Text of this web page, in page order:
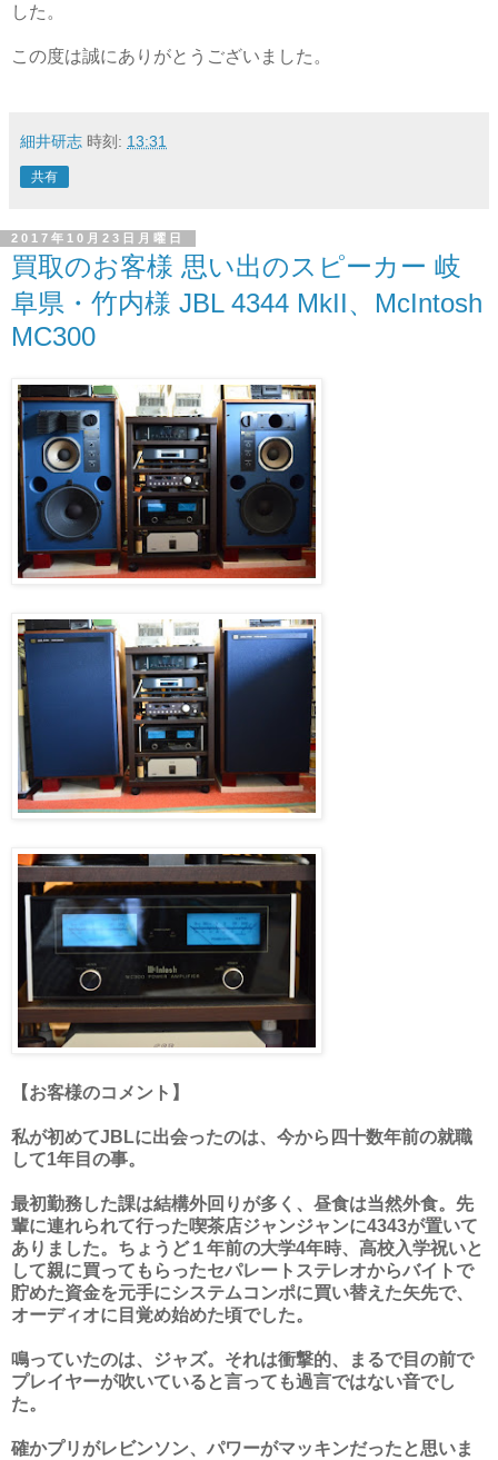
した。
この度は誠にありがとうございました。
細井研志 時刻: 13:31
共有
2017年10月23日月曜日
買取のお客様 思い出のスピーカー 岐
阜県・竹内様 JBL 4344 MkII、McIntosh
MC300
【お客様のコメント】
私が初めてJBLに出会ったのは、今から四十数年前の就職
して1年目の事。
最初勤務した課は結構外回りが多く、昼食は当然外食。先
輩に連れられて行った喫茶店ジャンジャンに4343が置いて
ありました。ちょうど１年前の大学4年時、高校入学祝いと
して親に買ってもらったセパレートステレオからバイトで
貯めた資金を元手にシステムコンポに買い替えた矢先で、
オーディオに目覚め始めた頃でした。
鳴っていたのは、ジャズ。それは衝撃的、まるで目の前で
プレイヤーが吹いていると言っても過言ではない音でし
た。
確かプリがレビンソン、パワーがマッキンだったと思いま